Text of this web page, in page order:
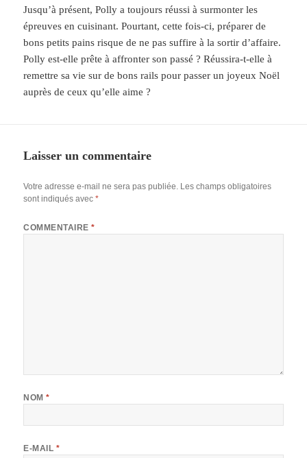
Jusqu’à présent, Polly a toujours réussi à surmonter les
épreuves en cuisinant. Pourtant, cette fois-ci, préparer de
bons petits pains risque de ne pas suffire à la sortir d’affaire.
Polly est-elle prête à affronter son passé ? Réussira-t-elle à
remettre sa vie sur de bons rails pour passer un joyeux Noël
auprès de ceux qu’elle aime ?
Laisser un commentaire
Votre adresse e-mail ne sera pas publiée. Les champs obligatoires
sont indiqués avec*
COMMENTAIRE*
NOM*
E-MAIL *